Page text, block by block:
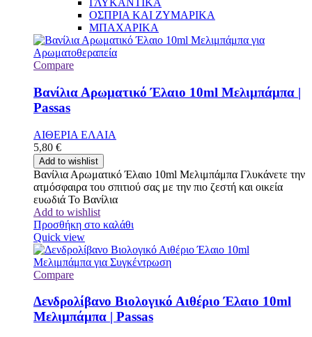
ΓΛΥΚΑΝΤΙΚΑ
ΟΣΠΡΙΑ ΚΑΙ ΖΥΜΑΡΙΚΑ
ΜΠΑΧΑΡΙΚΑ
Compare
Βανίλια Αρωματικό Έλαιο 10ml Μελιμπάμπα |
Passas
ΑΙΘΕΡΙΑ ΕΛΑΙΑ
5,80 €
Add to wishlist
Βανίλια Αρωματικό Έλαιο 10ml Μελιμπάμπα Γλυκάνετε την
ατμόσφαιρα του σπιτιού σας με την πιο ζεστή και οικεία
ευωδιά Το Βανίλια
Add to wishlist
Προσθήκη στο καλάθι
Quick view
Compare
Δενδρολίβανο Βιολογικό Αιθέριο Έλαιο 10ml
Μελιμπάμπα | Passas